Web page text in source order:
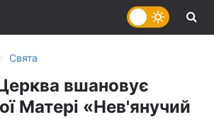
› Свята
вшановує
Матері «Нев'янучий